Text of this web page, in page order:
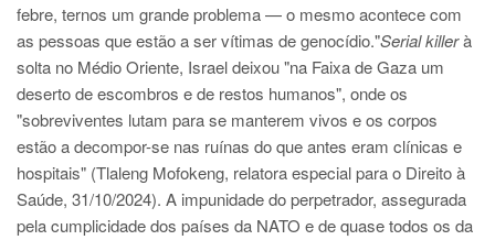
febre, ternos um grande problema — o mesmo acontece com
as pessoas que estão a ser vítimas de genocídio."Serial killerà
solta no Médio Oriente, Israel deixou "na Faixa de Gaza um
deserto de escombros e de restos humanos", onde os
"sobreviventes lutam para se manterem vivos e os corpos
estão a decompor-se nas ruínas do que antes eram clínicas e
hospitais" (Tlaleng Mofokeng, relatora especial para o Direito à
Saúde, 31/10/2024). A impunidade do perpetrador, assegurada
pela cumplicidade dos países da NATO e de quase todos os da